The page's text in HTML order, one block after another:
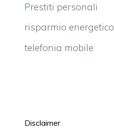
Prestiti personali
risparmio energetico
telefonia mobile
Disclaimer